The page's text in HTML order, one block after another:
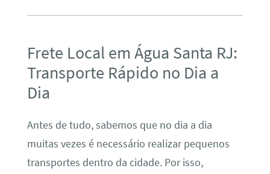
Frete Local em Água Santa RJ:
Transporte Rápido no Dia a
Dia
Antes de tudo, sabemos que no dia a dia
muitas vezes é necessário realizar pequenos
transportes dentro da cidade. Por isso,